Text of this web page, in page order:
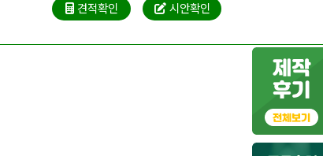
견적확인 시안확인